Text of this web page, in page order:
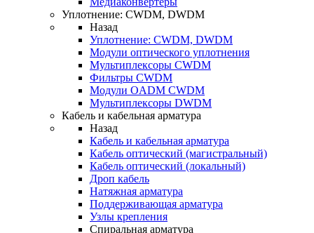
Уплотнение: CWDM, DWDM
Назад
Уплотнение: CWDM, DWDM
Модули оптического уплотнения
Мультиплексоры CWDM
Фильтры CWDM
Модули OADM CWDM
Мультиплексоры DWDM
Кабель и кабельная арматура
Назад
Кабель и кабельная арматура
Кабель оптический (магистральный)
Кабель оптический (локальный)
Дроп кабель
Натяжная арматура
Поддерживающая арматура
Узлы крепления
Спиральная арматура